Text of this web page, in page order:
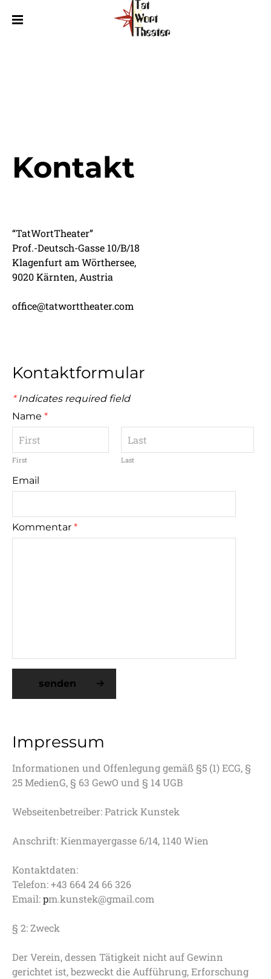
Kontakt
“TatWortTheater”
Prof.-Deutsch-Gasse 10/B/18
Klagenfurt am Wörthersee,
9020 Kärnten, Austria
office@tatworttheater.com
Kontaktformular
*Indicates required field
Name *
First Last
Email
Kommentar *
senden
Impressum
Informationen und Offenlegung gemäß §5 (1) ECG, §
25 MedienG, § 63 GewO und § 14 UGB
Webseitenbetreiber: Patrick Kunstek
Anschrift: Kienmayergasse 6/14, 1140 Wien
Kontaktdaten:
Telefon: +43 664 24 66 326
Email:pm.kunstek@gmail.com
§ 2: Zweck
Der Verein, dessen Tätigkeit nicht auf Gewinn
gerichtet ist, bezweckt die Aufführung, Erforschung